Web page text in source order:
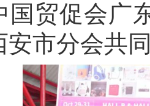
国贸促会广
安市分会共